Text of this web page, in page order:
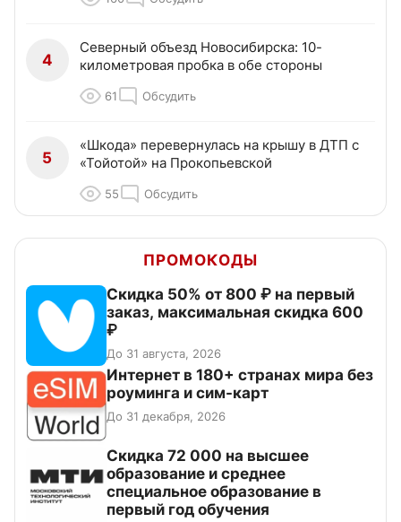
4
Северный объезд Новосибирска: 10-
километровая пробка в обе стороны
61 Обсудить
5
«Шкода» перевернулась на крышу в ДТП с
«Тойотой» на Прокопьевской
55 Обсудить
ПРОМОКОДЫ
Скидка 50% от 800 ₽ на первый
заказ, максимальная скидка 600
₽
До 31 августа, 2026
Интернет в 180+ странах мира без
роуминга и сим-карт
До 31 декабря, 2026
Скидка 72 000 на высшее
образование и среднее
специальное образование в
первый год обучения